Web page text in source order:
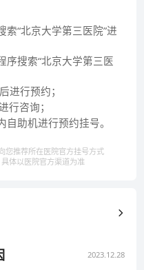
“北京大学第三医院”进
序搜索“北京大学第三医
进行预约；
行咨询；
助机进行预约挂号。
您推荐所在医院官方挂号方式
体以医院官方渠道为准
2023.12.28